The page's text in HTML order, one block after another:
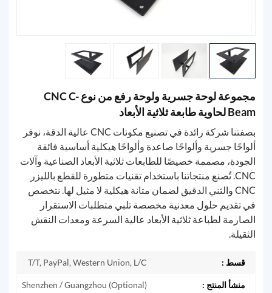
مجموعة لوحة جسرية ولوحة رفع من نوع CNC C-
Beam لحاوية طابعة ثلاثية الأبعاد
بصفتنا شركة رائدة في تصنيع مكونات CNC عالية الدقة، نوفر
ألواحًا جسرية وألواحًا صاعدة وألواحًا هيكلية أساسية فائقة
الجودة، مصممة خصيصًا للطابعات ثلاثية الأبعاد الصناعية وآلات
CNC. تُصنع منتجاتنا باستخدام تقنيات متطورة للقطع بالليزر
CNC والثني الدقيق لضمان متانة هيكلية لا مثيل لها. نتخصص
في تقديم حلول معدنية مخصصة تلبي متطلبات الاستقرار
الصارمة لطباعة ثلاثية الأبعاد عالية السرعة ومعدات النقش
الثقيلة.
قسط : T/T, PayPal, Western Union, L/C
منشأ المنتج : Shenzhen / Guangzhou (Optional)